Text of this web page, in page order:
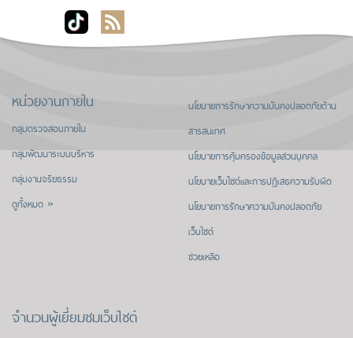
หน่วยงานภายใน
กลุ่มตรวจสอบภายใน
กลุ่มพัฒนาระบบบริหาร
กลุ่มงานจริยธรรม
ดูทั้งหมด »
นโยบายการรักษาความมั่นคงปลอดภัยด้าน
สารสนเทศ
นโยบายการคุ้มครองข้อมูลส่วนบุคคล
นโยบายเว็บไซต์และการปฏิเสธความรับผิด
นโยบายการรักษาความมั่นคงปลอดภัย
เว็บไซต์
ช่วยเหลือ
จำนวนผู้เยี่ยมชมเว็บไซต์